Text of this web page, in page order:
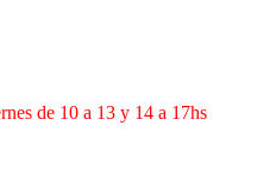
de 10 a 13 y 14 a 17hs